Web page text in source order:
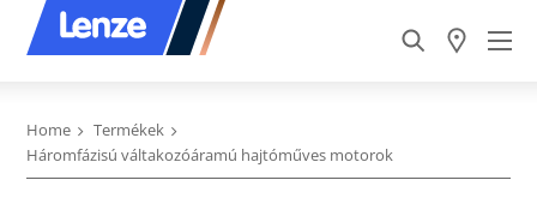
Home
Termékek
Háromfázisú váltakozóáramú hajtóműves motorok